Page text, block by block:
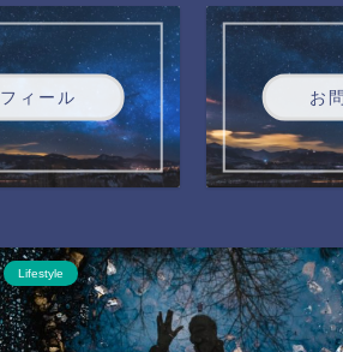
ィール お
Lifestyle